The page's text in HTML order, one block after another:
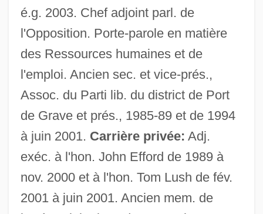
é.g. 2003. Chef adjoint parl. de
l'Opposition. Porte-parole en matière
des Ressources humaines et de
l'emploi. Ancien sec. et vice-prés.,
Assoc. du Parti lib. du district de Port
de Grave et prés., 1985-89 et de 1994
à juin 2001. Carrière privée: Adj.
exéc. à l'hon. John Efford de 1989 à
nov. 2000 et à l'hon. Tom Lush de fév.
2001 à juin 2001. Ancien mem. de